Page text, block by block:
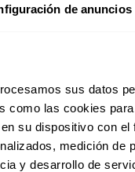
de anuncios
sus datos
como las cookies para
su dispositivo con el
medición de
y desarrollo de
del petróleo
un 6% a la